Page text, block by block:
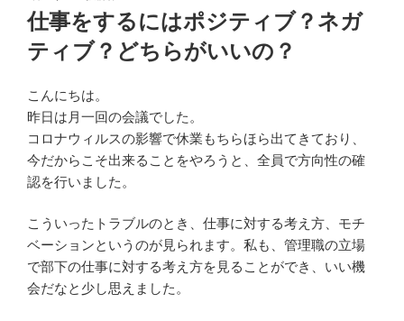
稿
日:
仕事をするにはポジティブ？ネガ
ティブ？どちらがいいの？
こんにちは。
昨日は月一回の会議でした。
コロナウィルスの影響で休業もちらほら出てきており、
今だからこそ出来ることをやろうと、全員で方向性の確
認を行いました。
こういったトラブルのとき、仕事に対する考え方、モチ
ベーションというのが見られます。私も、管理職の立場
で部下の仕事に対する考え方を見ることができ、いい機
会だなと少し思えました。